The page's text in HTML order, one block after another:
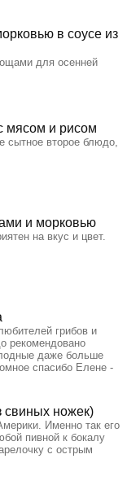
в соусе из
для осенней
мясом и рисом
сытное второе блюдо,
и морковью
на вкус и цвет.
грибов и
рекомендовано
даже больше
спасибо Елене -
свиных ножек)
Именно так его
пивной к бокалу
с острым